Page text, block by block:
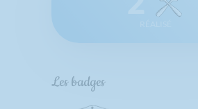
Les badges